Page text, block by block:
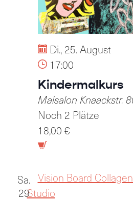
Di., 25. August
17:00
Kindermalkurs
Malsalon Knaackstr.
Noch 2 Plätze
18,00 €
Sa.
29
Vision Board
Studio